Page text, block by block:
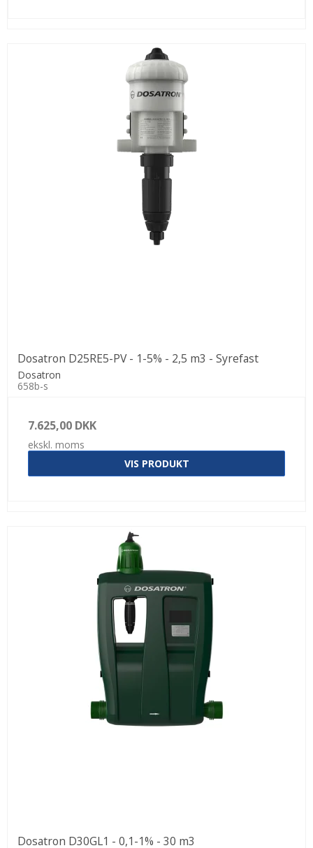
Dosatron D25RE5-PV - 1-5% - 2,5 m3 - Syrefast
Dosatron
658b-s
7.625,00 DKK
ekskl. moms
VIS PRODUKT
Dosatron D30GL1 - 0,1-1% - 30 m3